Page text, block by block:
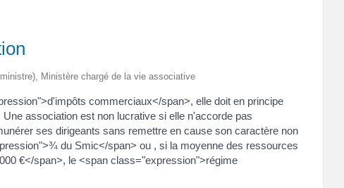
Ministère chargé de la vie associative
commerciaux</span>, elle doit en principe
association est non lucrative si elle n'accorde pas
ses dirigeants sans remettre en cause son caractère non
du Smic</span> ou , si la moyenne des ressources
€</span>, le <span class="expression">régime